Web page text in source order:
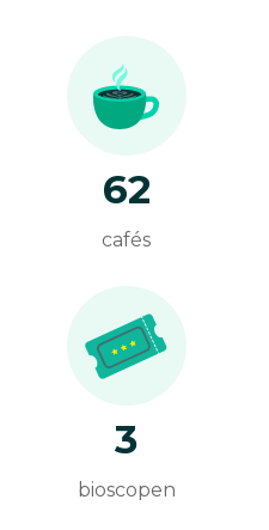
62
cafés
3
bioscopen